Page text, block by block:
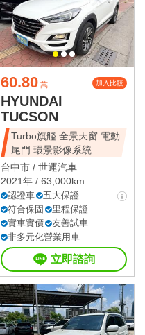
60.80 萬 加入比較
HYUNDAI
TUCSON
Turbo旗艦 全景天窗 電動
尾門 環景影像系統
台中市 / 世運汽車
2021年 / 63,000km
認證車
五大保證
符合保固
里程保證
實車實價
友善試車
非多元化營業用車
立即諮詢